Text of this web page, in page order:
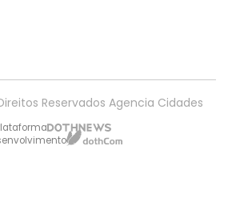
Reservados Agencia Cidades